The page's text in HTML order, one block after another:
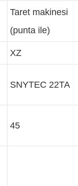
Taret makinesi
(punta ile)
XZ
SNYTEC 22TA
45